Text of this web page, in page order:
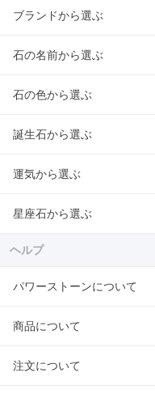
ブランドから選ぶ
石の名前から選ぶ
石の色から選ぶ
誕生石から選ぶ
運気から選ぶ
星座石から選ぶ
ヘルプ
パワーストーンについて
商品について
注文について